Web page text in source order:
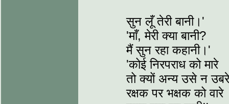
सुन लूँ तेरी बानी।'
'माँ, मेरी क्या बानी?
मैं सुन रहा कहानी।'
'कोई निरपराध को मारे
तो क्यों अन्य उसे न
रक्षक पर भक्षक को वारे